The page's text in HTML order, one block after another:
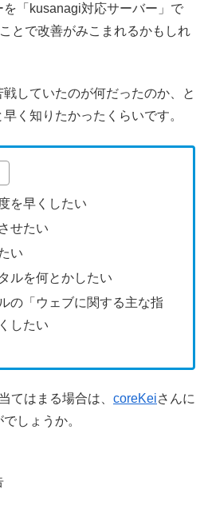
「kusanagi対応サーバー」で
とで改善がみこまれるかもしれ
していたのが何だったのか、と
く知りたかったくらいです。
を早くしたい
せたい
い
ルを何とかしたい
の「ウェブに関する主な指
したい
てはまる場合は、 coreKeiさんに
しょうか。